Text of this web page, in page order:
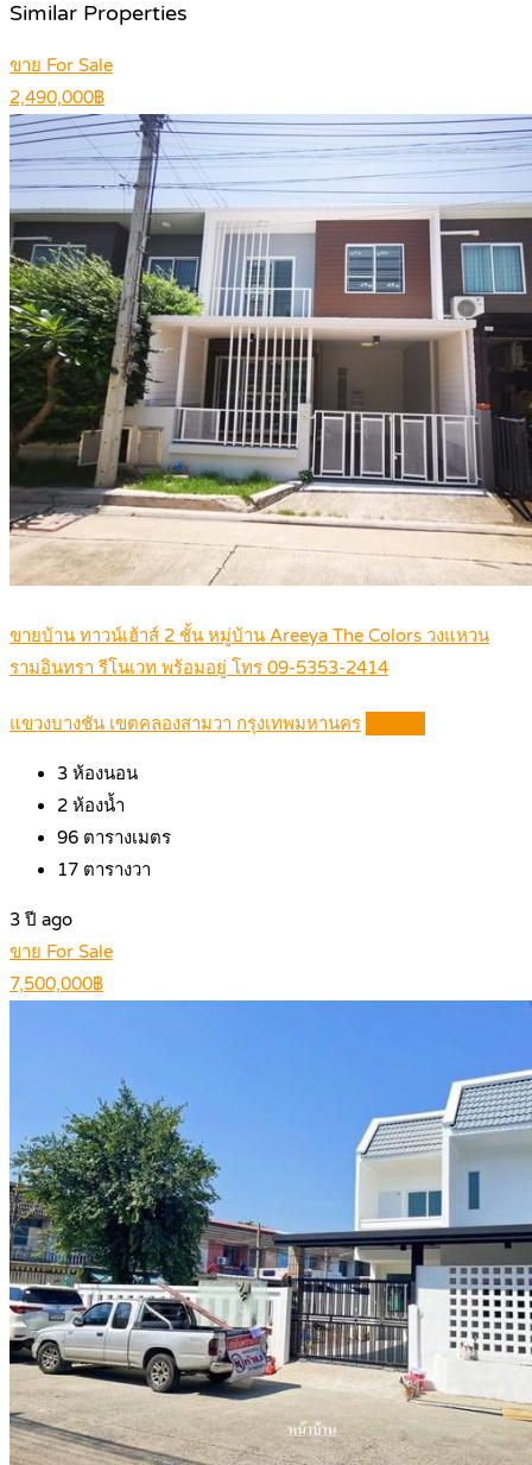
Similar Properties
ขาย For Sale
2,490,000฿
ขายบ้าน ทาวน์เฮ้าส์ 2 ชั้น หมู่บ้าน Areeya The Colors วงแหวน
รามอินทรา รีโนเวท พร้อมอยู่ โทร 09-5353-2414
แขวงบางชัน เขตคลองสามวา กรุงเทพมหานคร
3 ห้องนอน
2 ห้องน้ำ
96 ตารางเมตร
17 ตารางวา
3 ปี ago
ขาย For Sale
7,500,000฿